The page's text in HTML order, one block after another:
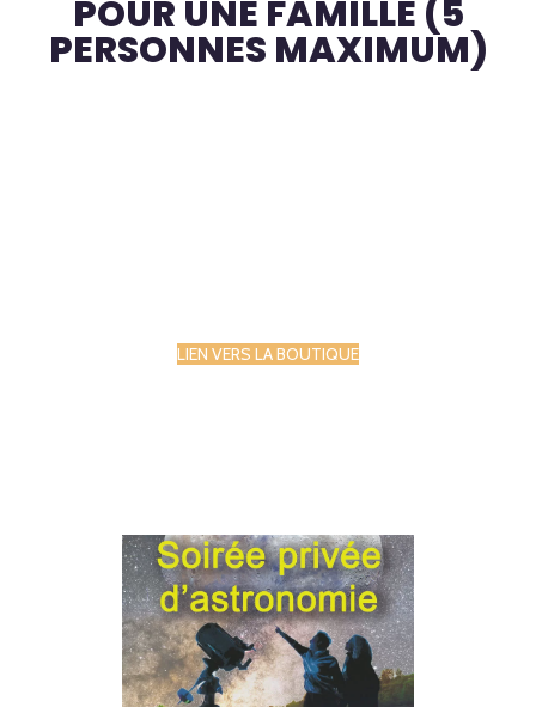
POUR UNE FAMILLE (5
PERSONNES MAXIMUM)
LIEN VERS LA BOUTIQUE